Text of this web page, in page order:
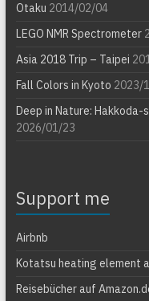
Otaku 2014/02/04
LEGO NMR Spectrometer
Asia 2018 Trip – Taipei
Fall Colors in Kyoto 2023/
Deep in Nature:
2026/01/23
Support me
Airbnb
Kotatsu heating element
Reisebücher auf